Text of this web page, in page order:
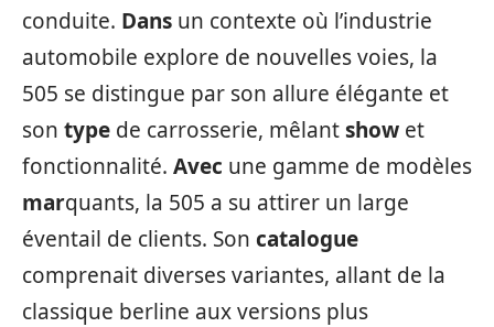
conduite. Dans un contexte où l’industrie
automobile explore de nouvelles voies, la
505 se distingue par son allure élégante et
son type de carrosserie, mêlantshow et
fonctionnalité. Avec une gamme de modèles
marquants, la 505 a su attirer un large
éventail de clients. Son catalogue
comprenait diverses variantes, allant de la
classique berline aux versions plus